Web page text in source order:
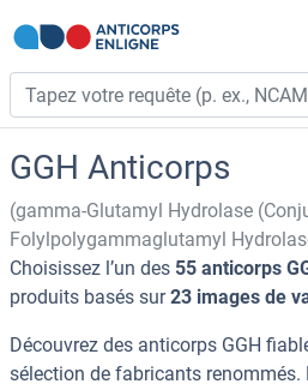
GGH Anticorps
(gamma-Glutamyl Hydrolase
Folylpolygammaglutamyl
Choisissez l’un des 55 anticorps
produits basés sur23 images de
Découvrez des anticorps GGH
sélection de fabricants